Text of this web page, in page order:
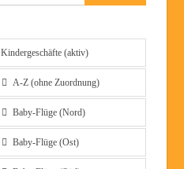
Kindergeschäfte (aktiv)
A-Z (ohne Zuordnung)
Baby-Flüge (Nord)
Baby-Flüge (Ost)